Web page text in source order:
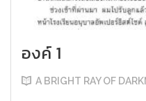
องค์ 1
A BRIGHT RAY OF